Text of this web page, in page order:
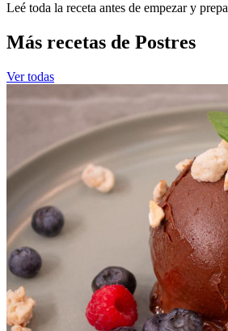
Leé toda la receta antes de empezar y
Más recetas de Postres
Ver todas